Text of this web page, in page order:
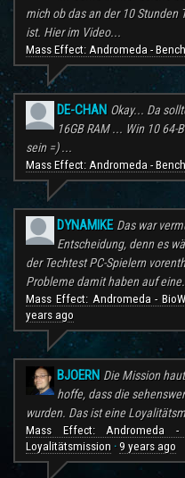
mich ob das an der 10 Stunden
ist. Hier im Video...
Mass Effect: Andromeda -
DE-CHAN Okay... Da
16GB RAM ... Win 10
sein =) ...
Mass Effect: Andromeda -
DYNAMIKE Das war
Entscheidung, denn es
der Techtest PC-Spielern
Probleme damit haben auf
Mass Effect: Andromeda -
years ago
BJOERN Die Mission
hoffe, dass die
wurden. Das ist eine
Mass Effect: Andromeda
Loyalitätsmission · 9 years ago